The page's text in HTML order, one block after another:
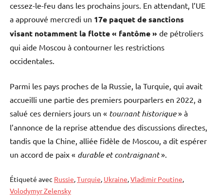
cessez-le-feu dans les prochains jours. En attendant, l’UE
a approuvé mercredi un 17e paquet de sanctions
visant notamment la flotte « fantôme » de pétroliers
qui aide Moscou à contourner les restrictions
occidentales.
Parmi les pays proches de la Russie, la Turquie, qui avait
accueilli une partie des premiers pourparlers en 2022, a
salué ces derniers jours un « tournant historique» à
l’annonce de la reprise attendue des discussions directes,
tandis que la Chine, alliée fidèle de Moscou, a dit espérer
un accord de paix « durable et contraignant».
Étiqueté avec Russie,Turquie, Ukraine,Vladimir Poutine,
Volodymyr Zelensky